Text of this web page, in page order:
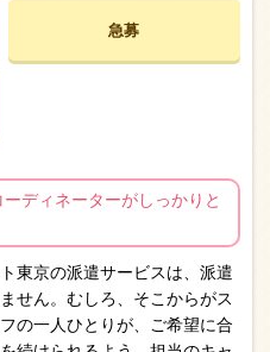
急募
ディネーターがしっかりと
東京の派遣サービスは、派遣
せん。むしろ、そこからがス
の一人ひとりが、ご希望に合